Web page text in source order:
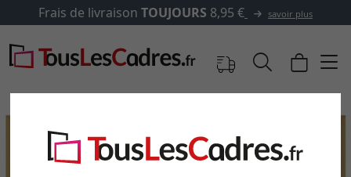
Frais de livraison TOUJOURS 8,95 € savoir plus